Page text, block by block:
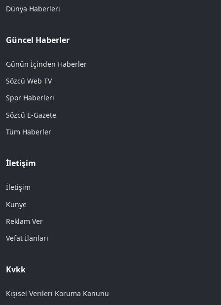
Dünya Haberleri
Güncel Haberler
Günün İçinden Haberler
Sözcü Web TV
Spor Haberleri
Sözcü E-Gazete
Tüm Haberler
İletişim
İletişim
Künye
Reklam Ver
Vefat İlanları
Kvkk
Kişisel Verileri Koruma Kanunu